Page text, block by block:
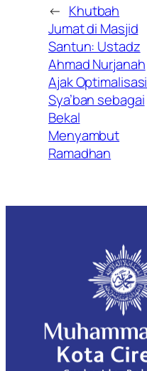
← Khutbah
Jumat di Masjid
Santun: Ustadz
Ahmad Nurjanah
Ajak Optimalisasi
Sya’ban sebagai
Bekal
Menyambut
Ramadhan